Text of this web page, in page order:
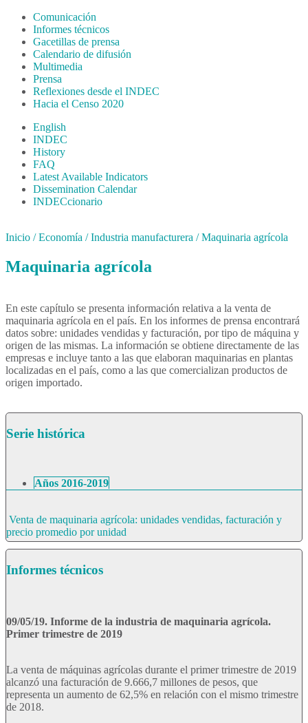
Comunicación
Informes técnicos
Gacetillas de prensa
Calendario de difusión
Multimedia
Prensa
Reflexiones desde el INDEC
Hacia el Censo 2020
English
INDEC
History
FAQ
Latest Available Indicators
Dissemination Calendar
INDECcionario
Inicio /Economía /Industria manufacturera /Maquinaria agrícola
Maquinaria agrícola
En este capítulo se presenta información relativa a la venta de
maquinaria agrícola en el país. En los informes de prensa encontrará
datos sobre: unidades vendidas y facturación, por tipo de máquina y
origen de las mismas. La información se obtiene directamente de las
empresas e incluye tanto a las que elaboran maquinarias en plantas
localizadas en el país, como a las que comercializan productos de
origen importado.
Serie histórica
Años 2016-2019
Venta de maquinaria agrícola: unidades vendidas, facturación y
precio promedio por unidad
Informes técnicos
09/05/19. Informe de la industria de maquinaria agrícola.
Primer trimestre de 2019
La venta de máquinas agrícolas durante el primer trimestre de 2019
alcanzó una facturación de 9.666,7 millones de pesos, que
representa un aumento de 62,5% en relación con el mismo trimestre
de 2018.